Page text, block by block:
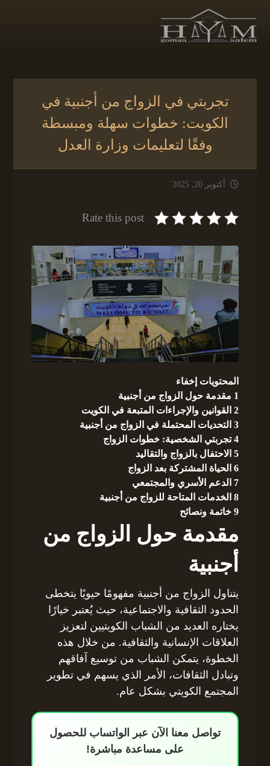
تجربتي في الزواج من أجنبية في
الكويت: خطوات سهلة ومبسطة
وفقًا لتعليمات وزارة العدل
أكتوبر 20, 2025
Rate this post
المحتويات إخفاء
1 مقدمة حول الزواج من أجنبية
2 القوانين والإجراءات المتبعة في الكويت
3 التحديات المحتملة في الزواج من أجنبية
4 تجربتي الشخصية: خطوات الزواج
5 الاحتفال بالزواج والتقاليد
6 الحياة المشتركة بعد الزواج
7 الدعم الأسري والمجتمعي
8 الخدمات المتاحة للزواج من أجنبية
9 خاتمة ونصائح
مقدمة حول الزواج من
أجنبية
يتناول الزواج من أجنبية مفهومًا حيويًا يتخطى
الحدود الثقافية والاجتماعية، حيث يُعتبر خيارًا
يختاره العديد من الشباب الكويتيين لتعزيز
العلاقات الإنسانية والثقافية. من خلال هذه
الخطوة، يتمكن الشباب من توسيع آفاقهم
وتبادل الثقافات، الأمر الذي يسهم في تطوير
المجتمع الكويتي بشكل عام.
تواصل معنا الآن عبر الواتساب للحصول
على مساعدة مباشرة!